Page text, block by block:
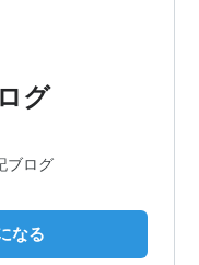
グ
ブログ
なる